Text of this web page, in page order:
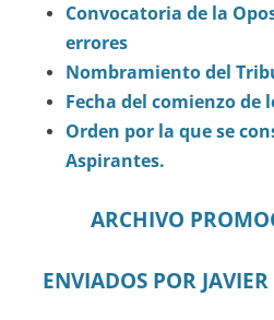
Convocatoria de la
errores
Nombramiento del
Fecha del comienzo de
Orden por la que se
Aspirantes.
ARCHIVO
ENVIADOS POR